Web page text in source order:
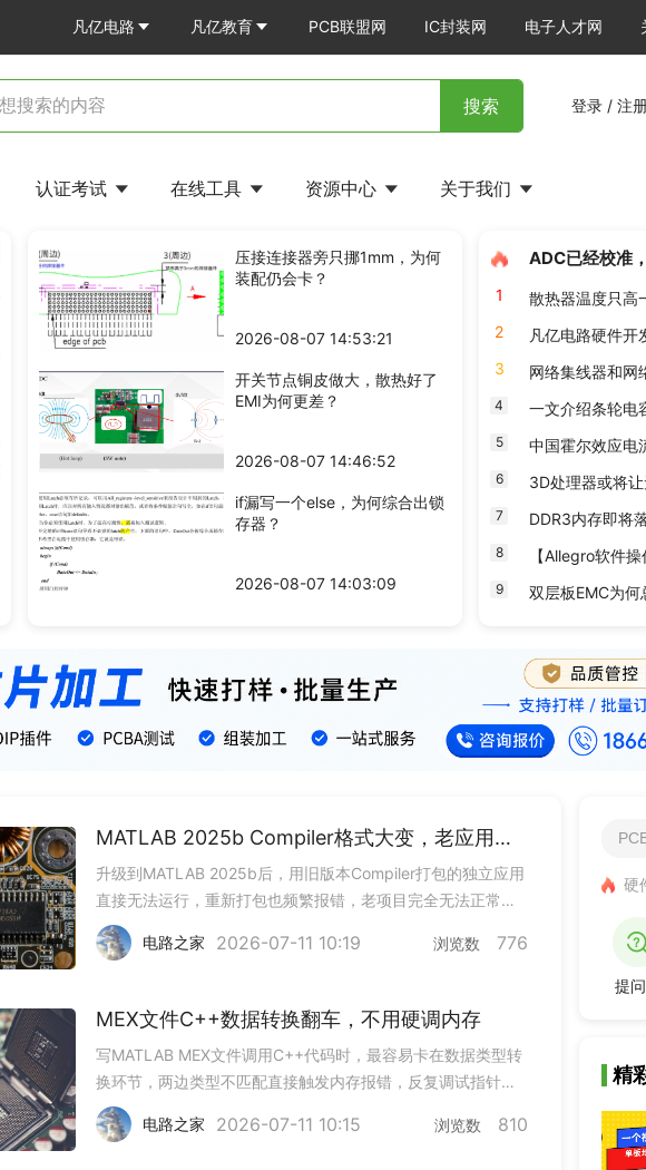
凡亿电路 凡亿教育 PCB联盟网 IC封装网 电子人才网
搜索 登录 / 注
认证考试 在线工具 资源中心 关于我们
压接连接器旁只挪1mm，为何
装配仍会卡？
2026-08-07 14:53:21
开关节点铜皮做大，散热好了
EMI为何更差？
2026-08-07 14:46:52
if漏写一个else，为何综合出锁
存器？
2026-08-07 14:03:09
ADC已经校准
1
散热器温度只高
2
凡亿电路硬件开
3
网络集线器和网
4 一文介绍条轮电
5 中国霍尔效应电流
6 3D处理器或将
7 DDR3内存即将
8 【Allegro软件操作实战
9 双层板EMC为何
MATLAB 2025b Compiler格式大变，老应用不用重写全量代码
升级到MATLAB 2025b后，用旧版本Compiler打包的独立应用
直接无法运行，重新打包也频繁报错，老项目完全无法正常交
付。不用从零重构代码，几个针对性调整就能快速适配新版本
的编译规则。1. 启用兼容编译模式在Compiler设置界面
电路之家 2026-07-11 10:19 浏览数 776
MEX文件C++数据转换翻车，不用硬调内存
写MATLAB MEX文件调用C++代码时，最容易卡在数据类型转
换环节，两边类型不匹配直接触发内存报错，反复调试指针也
找不到问题。不用硬啃底层内存逻辑，按规范流程处理就能避
开绝大多数转换坑。1. 用官方类型映射表不要手动强制转换指
电路之家 2026-07-11 10:15 浏览数 810
硬
提
精